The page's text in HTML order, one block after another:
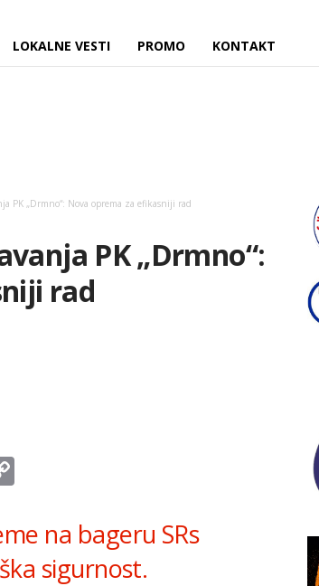
LOKALNE VESTI PROMO KONTAKT
PK „Drmno“: Nova oprema za efikasniji rad
PK „Drmno“:
rad
na bageru SRs
sigurnost.